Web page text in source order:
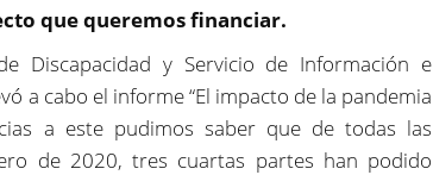
que queremos financiar.
Discapacidad y Servicio de Información e
a cabo el informe “El impacto de la pandemia
a este pudimos saber que de todas las
de 2020, tres cuartas partes han podido